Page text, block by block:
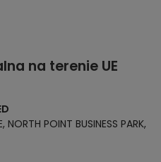
na terenie UE
POINT BUSINESS PARK,